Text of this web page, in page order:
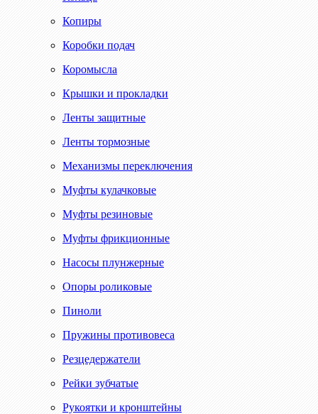
Копиры
Коробки подач
Коромысла
Крышки и прокладки
Ленты защитные
Ленты тормозные
Механизмы переключения
Муфты кулачковые
Муфты резиновые
Муфты фрикционные
Насосы плунжерные
Опоры роликовые
Пиноли
Пружины противовеса
Резцедержатели
Рейки зубчатые
Рукоятки и кронштейны